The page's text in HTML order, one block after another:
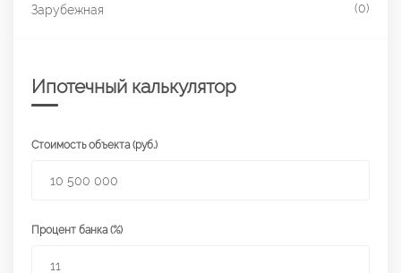
Зарубежная (0)
Ипотечный калькулятор
Стоимость объекта (руб.)
Процент банка (%)